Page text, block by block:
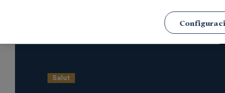
Investigació i beques
Salut